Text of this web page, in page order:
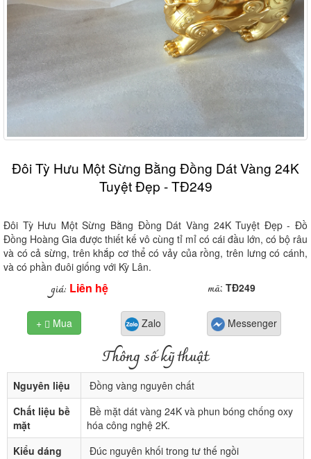
Đôi Tỳ Hưu Một Sừng Bằng Đồng Dát Vàng 24K
Tuyệt Đẹp - TĐ249
Đôi Tỳ Hưu Một Sừng Bằng Đồng Dát Vàng 24K Tuyệt Đẹp - Đồ
Đồng Hoàng Gia được thiết kế vô cùng tỉ mỉ có cái đầu lớn, có bộ râu
và có cả sừng, trên khắp cơ thể có vảy của rồng, trên lưng có cánh,
và có phần đuôi giống với Kỳ Lân.
giá: Liên hệ mã: TĐ249
+  Mua Zalo Messenger
Thông số kỹ thuật
Nguyên liệu
Đồng vàng nguyên chất
Chất liệu bề
mặt
Bề mặt dát vàng 24K và phun bóng chống oxy
hóa công nghệ 2K.
Kiểu dáng
Đúc nguyên khối trong tư thế ngồi